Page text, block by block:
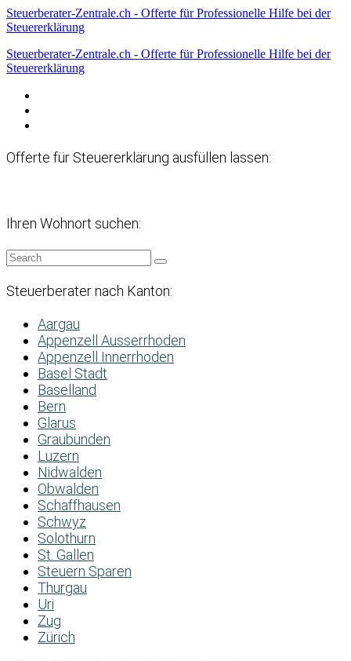
Steuerberater-Zentrale.ch - Offerte für Professionelle Hilfe bei der
Steuererklärung
Steuerberater-Zentrale.ch - Offerte für Professionelle Hilfe bei der
Steuererklärung
Offerte für Steuererklärung ausfüllen lassen:
Ihren Wohnort suchen:
Steuerberater nach Kanton:
Aargau
Appenzell Ausserrhoden
Appenzell Innerrhoden
Basel Stadt
Baselland
Bern
Glarus
Graubünden
Luzern
Nidwalden
Obwalden
Schaffhausen
Schwyz
Solothurn
St. Gallen
Steuern Sparen
Thurgau
Uri
Zug
Zürich